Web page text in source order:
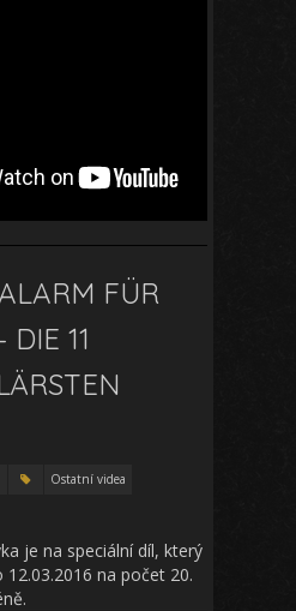
FÜR
DIE 11
Ostatní videa
je na speciální díl, který
na počet 20.